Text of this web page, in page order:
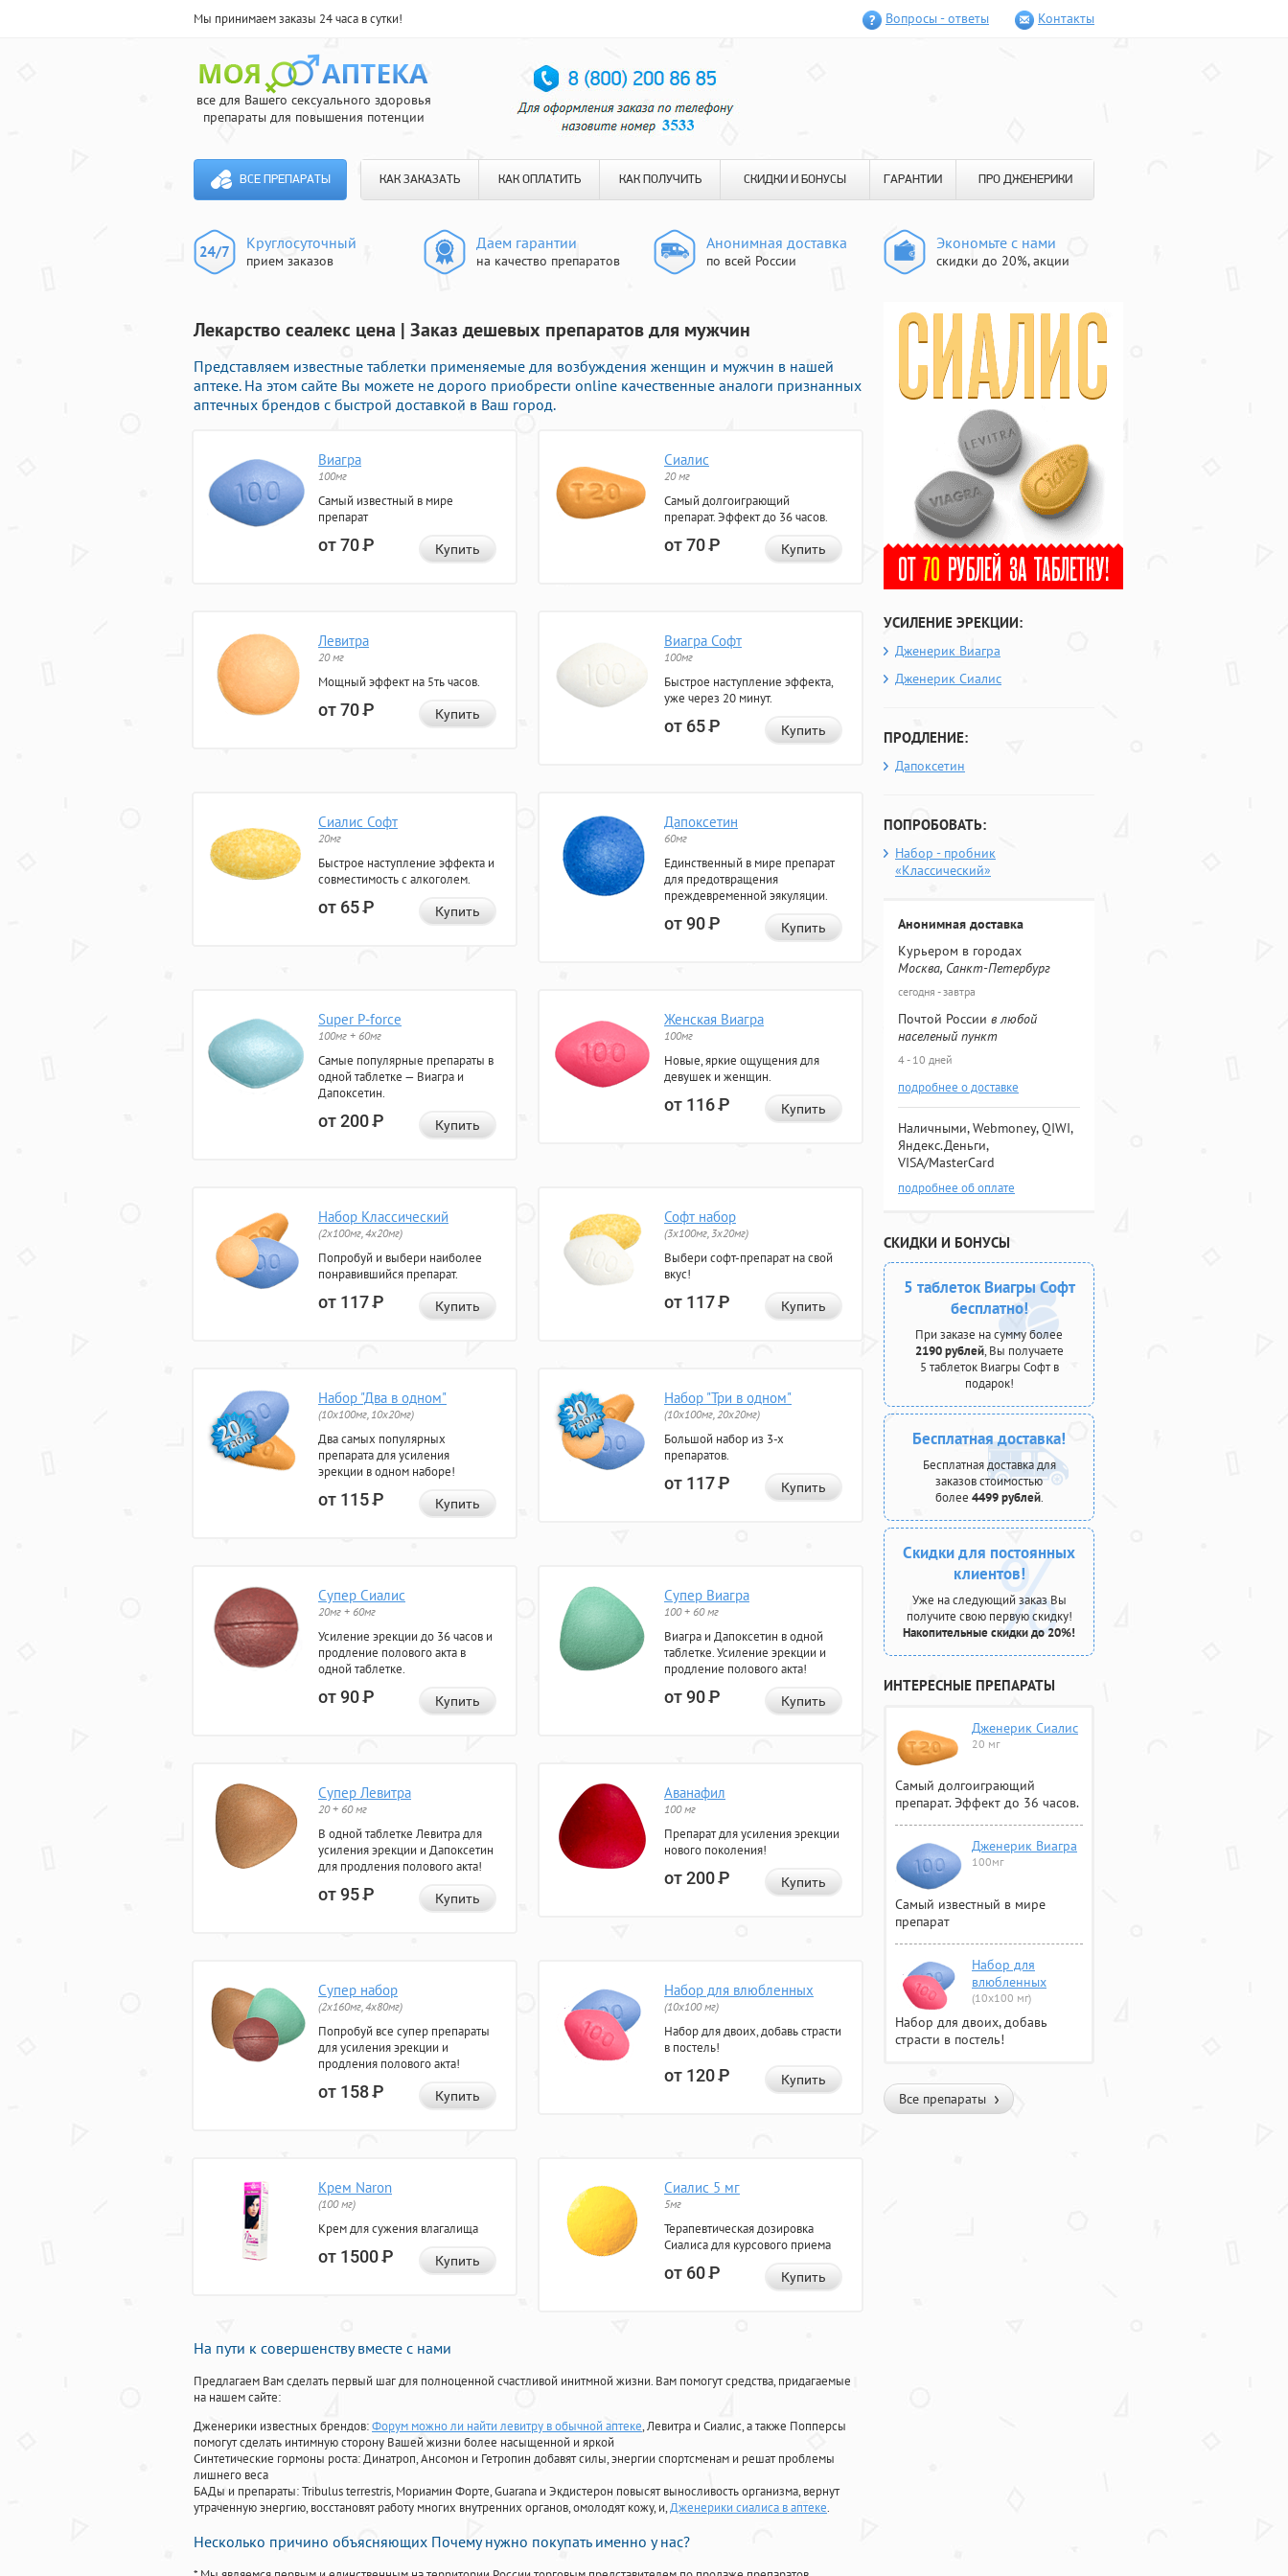
Мы принимаем заказы 24 часа в сутки! Вопросы - ответы Контакты
все для Вашего сексуального здоровья
препараты для повышения потенции
ВСЕ ПРЕПАРАТЫ КАК ЗАКАЗАТЬ КАК ОПЛАТИТЬ КАК ПОЛУЧИТЬ СКИДКИ И БОНУСЫ ГАРАНТИИ ПРО ДЖЕНЕРИКИ
Круглосуточный
прием заказов
Даем гарантии
на качество препаратов
Анонимная доставка
по всей России
Экономьте с нами
скидки до 20%, акции
Лекарство сеалекс цена | Заказ дешевых препаратов для мужчин
Представляем известные таблетки применяемые для возбуждения женщин и мужчин в нашей
аптеке. На этом сайте Вы можете не дорого приобрести online качественные аналоги признанных
аптечных брендов с быстрой доставкой в Ваш город.
Виагра
100мг
Самый известный в мире
препарат
от 70Р Купить
Сиалис
20 мг
Самый долгоиграющий
препарат. Эффект до 36 часов.
от 70Р Купить
Левитра
20 мг
Мощный эффект на 5ть часов.
от 70Р Купить
Виагра Софт
100мг
Быстрое наступление эффекта,
уже через 20 минут.
от 65Р Купить
Сиалис Софт
20мг
Быстрое наступление эффекта и
совместимость с алкоголем.
от 65Р Купить
Дапоксетин
60мг
Единственный в мире препарат
для предотвращения
преждевременной эякуляции.
от 90Р Купить
Super P-force
100мг + 60мг
Самые популярные препараты в
одной таблетке — Виагра и
Дапоксетин.
от 200Р Купить
Женская Виагра
100мг
Новые, яркие ощущения для
девушек и женщин.
от 116Р Купить
Набор Классический
(2x100мг, 4x20мг)
Попробуй и выбери наиболее
понравившийся препарат.
от 117Р Купить
Софт набор
(3x100мг, 3x20мг)
Выбери софт-препарат на свой
вкус!
от 117Р Купить
Набор "Два в одном"
(10x100мг, 10x20мг)
Два самых популярных
препарата для усиления
эрекции в одном наборе!
от 115Р Купить
Набор "Три в одном"
(10x100мг, 20x20мг)
Большой набор из 3-х
препаратов.
от 117Р Купить
Супер Сиалис
20мг + 60мг
Усиление эрекции до 36 часов и
продление полового акта в
одной таблетке.
от 90Р Купить
Супер Виагра
100 + 60 мг
Виагра и Дапоксетин в одной
таблетке. Усиление эрекции и
продление полового акта!
от 90Р Купить
Супер Левитра
20 + 60 мг
В одной таблетке Левитра для
усиления эрекции и Дапоксетин
для продления полового акта!
от 95Р Купить
Аванафил
100 мг
Препарат для усиления эрекции
нового поколения!
от 200Р Купить
Супер набор
(2х160мг, 4х80мг)
Попробуй все супер препараты
для усиления эрекции и
продления полового акта!
от 158Р Купить
Набор для влюбленных
(10х100 мг)
Набор для двоих, добавь страсти
в постель!
от 120Р Купить
Крем Naron
(100 мг)
Крем для сужения влагалища
от 1500Р Купить
Сиалис 5 мг
5мг
Терапевтическая дозировка
Сиалиса для курсового приема
от 60Р Купить
На пути к совершенству вместе с нами
Предлагаем Вам сделать первый шаг для полноценной счастливой инитмной жизни. Вам помогут средства, придагаемые
на нашем сайте:
Дженерики известных брендов:Форум можно ли найти левитру в обычной аптеке, Левитра и Сиалис, а также Попперсы
помогут сделать интимную сторону Вашей жизни более насыщенной и яркой
Синтетические гормоны роста: Динатроп, Ансомон и Гетропин добавят силы, энергии спортсменам и решат проблемы
лишнего веса
БАДы и препараты:Tribulus terrestris, Мориамин Форте, Guarana и Экдистерон повысят выносливость организма, вернут
утраченную энергию, восстановят работу многих внутренних органов, омолодят кожу, и,Дженерики сиалиса в аптеке.
Несколько причино объясняющих Почему нужно покупать именно у нас?
УСИЛЕНИЕ ЭРЕКЦИИ:
Дженерик Виагра
Дженерик Сиалис
ПРОДЛЕНИЕ:
Дапоксетин
ПОПРОБОВАТЬ:
Набор - пробник
«Классический»
Анонимная доставка
Курьером в городах
Москва, Санкт-Петербург
сегодня - завтра
Почтой России в любой
населеный пункт
4 - 10 дней
подробнее о доставке
Наличными, Webmoney, QIWI,
Яндекс.Деньги,
VISA/MasterCard
подробнее об оплате
СКИДКИ И БОНУСЫ
5 таблеток Виагры Софт
бесплатно!
При заказе на сумму более
2190 рублей, Вы получаете
5 таблеток Виагры Софт в
подарок!
Бесплатная доставка!
Бесплатная доставка для
заказов стоимостью
более 4499 рублей.
Скидки для постоянных
клиентов!
Уже на следующий заказ Вы
получите свою первую скидку!
Накопительные скидки до 20%!
ИНТЕРЕСНЫЕ ПРЕПАРАТЫ
Дженерик Сиалис
20 мг
Самый долгоиграющий
препарат. Эффект до 36 часов.
Дженерик Виагра
100мг
Самый известный в мире
препарат
Набор для
влюбленных
(10х100 мг)
Набор для двоих, добавь
страсти в постель!
Все препараты